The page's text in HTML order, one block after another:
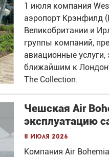
1 июля компания
аэропорт Крэнфилд
Великобритании и
группы компаний,
авиационные услуги,
ближайшим к
The Collection.
Чешская Air
эксплуатацию
8 июля 2026
Компания Air